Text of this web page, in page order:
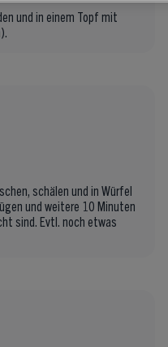
und in einem Topf mit
schälen und in Würfel
und weitere 10 Minuten
sind. Evtl. noch etwas